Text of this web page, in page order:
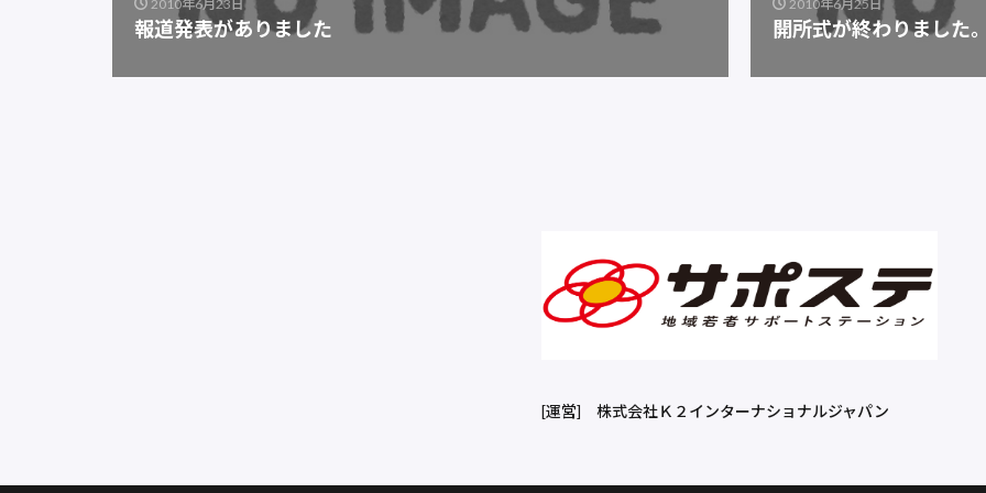
2010年6月23日
報道発表がありました
2010年6月25日
開所式が終わりました
[運営] 株式会社Ｋ２インターナショナルジャパン